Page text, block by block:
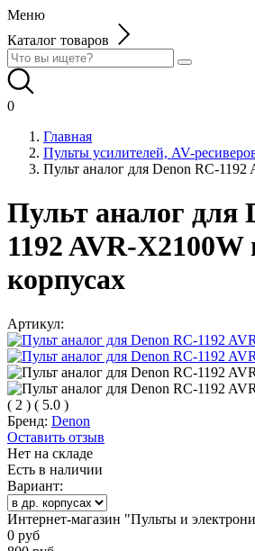
Меню
Каталог товаров
0
Главная
Пульты усилителей, AV-
Пульт аналог для Denon RC-
Пульт аналог для
1192 AVR-X2100W
корпусах
Артикул:
( 2 ) ( 5.0 )
Бренд: Denon
Оставить отзыв
Нет на складе
Есть в наличии
Вариант:
Интернет-магазин "Пульты и
0 руб